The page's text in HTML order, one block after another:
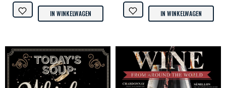
IN WINKELWAGEN IN WINKELWAGEN